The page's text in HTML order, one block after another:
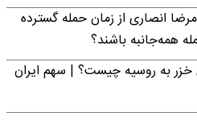
انصاری از زمان حمله گسترده
همه‌جانبه باشند؟
خزر به روسیه چیست؟ | سهم ایران